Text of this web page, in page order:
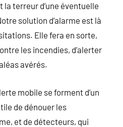
terreur d’une éventuelle
solution d’alarme est là
Elle fera en sorte,
les incendies, d’alerter
avérés.
mobile se forment d’un
de dénouer les
et de détecteurs, qui